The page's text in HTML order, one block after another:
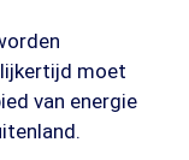
moet
van energie